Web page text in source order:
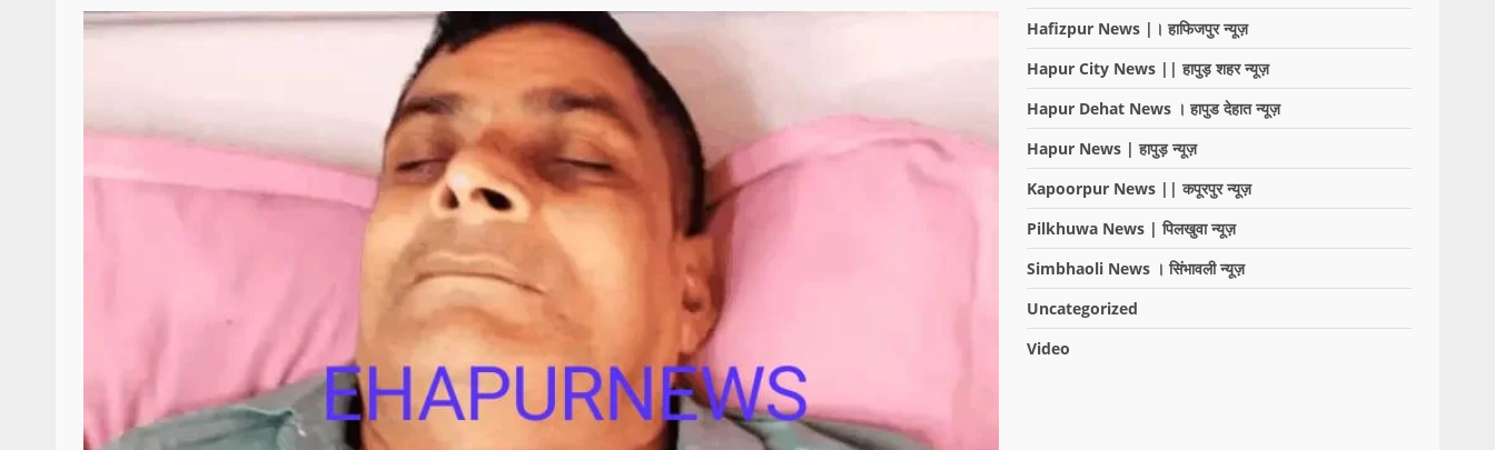
Hafizpur News |। हाफिजपुर न्यूज़
Hapur City News || हापुड़ शहर न्यूज़
Hapur Dehat News । हापुड देहात न्यूज़
Hapur News | हापुड़ न्यूज़
Kapoorpur News || कपूरपुर न्यूज़
Pilkhuwa News | पिलखुवा न्यूज़
Simbhaoli News । सिंभावली न्यूज़
Uncategorized
Video